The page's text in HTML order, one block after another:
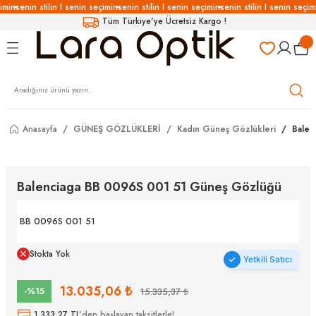
senin stilin I senin seçiminsenin stilin I senin seçiminsenin stilin I senin
Tüm Türkiye'ye Ücretsiz Kargo !
Geri Dön
Geri Dön
Geri Dön
Geri Dön
Anasayfa GÜNEŞ GÖZLÜKLERİ Kadın Güneş Gözlükleri
Balenciaga BB 0096S 001 51 Güneş Gözlüğü
BB 0096S 001 51
Stokta Yok Yetkili Satıcı
-%15 13.035,06 ₺ 15.335,37 ₺